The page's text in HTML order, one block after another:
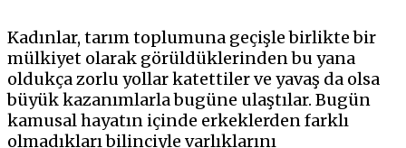
Kadınlar, tarım toplumuna geçişle birlikte bir
mülkiyet olarak görüldüklerinden bu yana
oldukça zorlu yollar katettiler ve yavaş da olsa
büyük kazanımlarla bugüne ulaştılar. Bugün
kamusal hayatın içinde erkeklerden farklı
olmadıkları bilinciyle varlıklarını